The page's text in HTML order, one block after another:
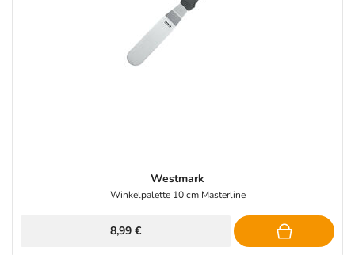
Westmark
Winkelpalette 10 cm Masterline
8,99 €